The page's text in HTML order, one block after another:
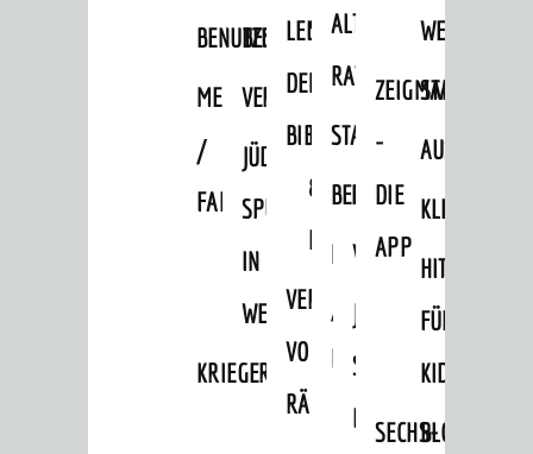
BENUTZUNG
MELDEKARTEI
/
FAMILIENFORSCHUNG
BESTANDSÜBERSICHT
VERÖFFENTLICHUNGEN
JÜDISCHE
SPUREN
IN
WEINHEIM
KRIEGERDENKMAL
LEIHVERKEHR
DER
BIBLIOTHEK
SERVICE
FÜR
LEHRER/INNEN
&
ERZIEHER/INNEN
VERMIETUNG
VON
RÄUMEN
ALTEN
RATHAUS
STADTARCHIV
BENUTZUNG
MELDEKARTEI
/
FAMILIENFORSCHUNG
JÜDISCHE
SPUREN
IN
WEG
ZEIGMAL
-
DIE
APP
STADTTEILE
HITS
FÜR
KIDS
SECHS-BLOGGER
Amtliche Bekanntmachungen
Ausschreibungen
Stellenangebote
Infos zum Coronavirus
Sag's doch